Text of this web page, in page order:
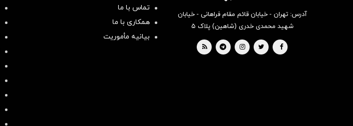
آدرس: تهران - خیابان قائم مقام فراهانی - خیابان
شهید محمدی خدری (شاهین) پلاک ۵
تماس با ما
همکاری با ما
بیانیه مأموریت